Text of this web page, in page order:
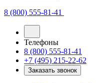
8 (800) 555-81-41
Телефоны
8 (800) 555-81-41
+7 (495) 215-22-62
Заказать звонок